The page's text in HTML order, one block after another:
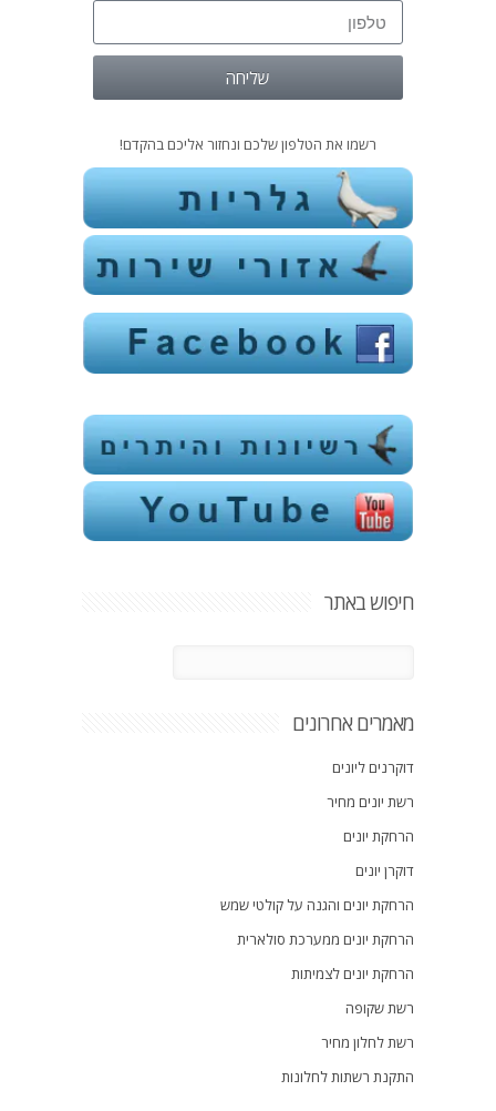
שליחה
רשמו את הטלפון שלכם ונחזור אליכם בהקדם!
חיפוש באתר
מאמרים אחרונים
דוקרנים ליונים
רשת יונים מחיר
הרחקת יונים
דוקרן יונים
הרחקת יונים והגנה על קולטי שמש
הרחקת יונים ממערכת סולארית
הרחקת יונים לצמיתות
רשת שקופה
רשת לחלון מחיר
התקנת רשתות לחלונות